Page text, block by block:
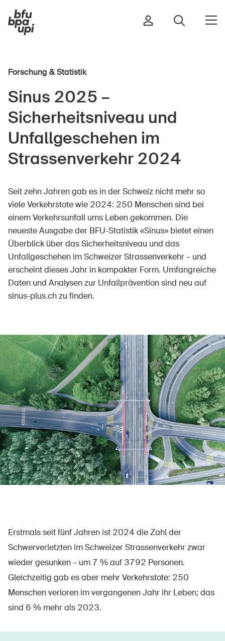
Sport & Bewegung
Zuhause & Garten
Gebäude & Anlagen
Im Alter
In der Schule
Im Unternehmen
Über die BFU
Medien
Kampagnen
Offene Stellen
Bestellen & herunterladen
Kurse & Veranstaltungen
Sichere Produkte
Rechtsfragen & Gerichtsentscheide
Forschung & Statistik
Sinus 2025 –
Sicherheitsniveau und
Unfallgeschehen im
Strassenverkehr 2024
Seit zehn Jahren gab es in der Schweiz nicht mehr so
viele Verkehrstote wie 2024: 250 Menschen sind bei
einem Verkehrsunfall ums Leben gekommen. Die
neueste Ausgabe der BFU-Statistik «Sinus» bietet einen
Überblick über das Sicherheitsniveau und das
Unfallgeschehen im Schweizer Strassenverkehr – und
erscheint dieses Jahr in kompakter Form. Umfangreiche
Daten und Analysen zur Unfallprävention sind neu auf
sinus-plus.ch zu finden.
Erstmals seit fünf Jahren ist 2024 die Zahl der
Schwerverletzten im Schweizer Strassenverkehr zwar
wieder gesunken – um 7 % auf 3792 Personen.
Gleichzeitig gab es aber mehr Verkehrstote: 250
Menschen verloren im vergangenen Jahr ihr Leben; das
sind 6 % mehr als 2023.